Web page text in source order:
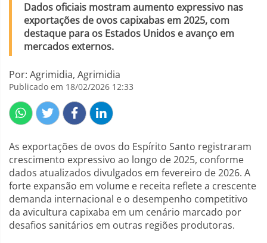
Dados oficiais mostram aumento expressivo nas
exportações de ovos capixabas em 2025, com
destaque para os Estados Unidos e avanço em
mercados externos.
Por: Agrimidia, Agrimidia
Publicado em 18/02/2026 12:33
As exportações de ovos do Espírito Santo registraram
crescimento expressivo ao longo de 2025, conforme
dados atualizados divulgados em fevereiro de 2026. A
forte expansão em volume e receita reflete a crescente
demanda internacional e o desempenho competitivo
da avicultura capixaba em um cenário marcado por
desafios sanitários em outras regiões produtoras.